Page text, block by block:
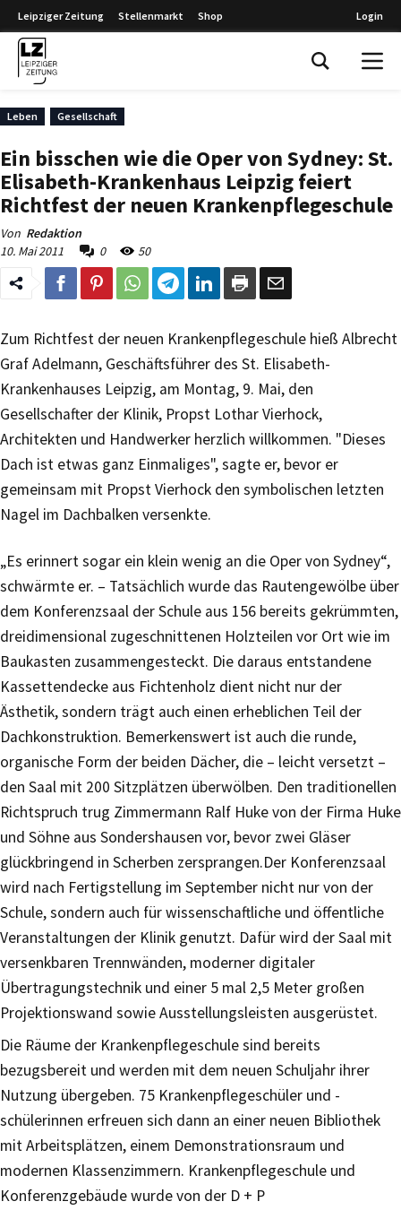
Leipziger Zeitung Stellenmarkt Shop Login
Leben Gesellschaft
Ein bisschen wie die Oper von Sydney: St.
Elisabeth-Krankenhaus Leipzig feiert
Richtfest der neuen Krankenpflegeschule
Von Redaktion
10. Mai 2011
0 50
Zum Richtfest der neuen Krankenpflegeschule hieß Albrecht
Graf Adelmann, Geschäftsführer des St. Elisabeth-
Krankenhauses Leipzig, am Montag, 9. Mai, den
Gesellschafter der Klinik, Propst Lothar Vierhock,
Architekten und Handwerker herzlich willkommen. "Dieses
Dach ist etwas ganz Einmaliges", sagte er, bevor er
gemeinsam mit Propst Vierhock den symbolischen letzten
Nagel im Dachbalken versenkte.
„Es erinnert sogar ein klein wenig an die Oper von Sydney“,
schwärmte er. – Tatsächlich wurde das Rautengewölbe über
dem Konferenzsaal der Schule aus 156 bereits gekrümmten,
dreidimensional zugeschnittenen Holzteilen vor Ort wie im
Baukasten zusammengesteckt. Die daraus entstandene
Kassettendecke aus Fichtenholz dient nicht nur der
Ästhetik, sondern trägt auch einen erheblichen Teil der
Dachkonstruktion. Bemerkenswert ist auch die runde,
organische Form der beiden Dächer, die – leicht versetzt –
den Saal mit 200 Sitzplätzen überwölben. Den traditionellen
Richtspruch trug Zimmermann Ralf Huke von der Firma Huke
und Söhne aus Sondershausen vor, bevor zwei Gläser
glückbringend in Scherben zersprangen.Der Konferenzsaal
wird nach Fertigstellung im September nicht nur von der
Schule, sondern auch für wissenschaftliche und öffentliche
Veranstaltungen der Klinik genutzt. Dafür wird der Saal mit
versenkbaren Trennwänden, moderner digitaler
Übertragungstechnik und einer 5 mal 2,5 Meter großen
Projektionswand sowie Ausstellungsleisten ausgerüstet.
Die Räume der Krankenpflegeschule sind bereits
bezugsbereit und werden mit dem neuen Schuljahr ihrer
Nutzung übergeben. 75 Krankenpflegeschüler und -
schülerinnen erfreuen sich dann an einer neuen Bibliothek
mit Arbeitsplätzen, einem Demonstrationsraum und
modernen Klassenzimmern. Krankenpflegeschule und
Konferenzgebäude wurde von der D + P